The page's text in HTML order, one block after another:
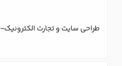
طراحی سایت و تجارت الکترونیک-1